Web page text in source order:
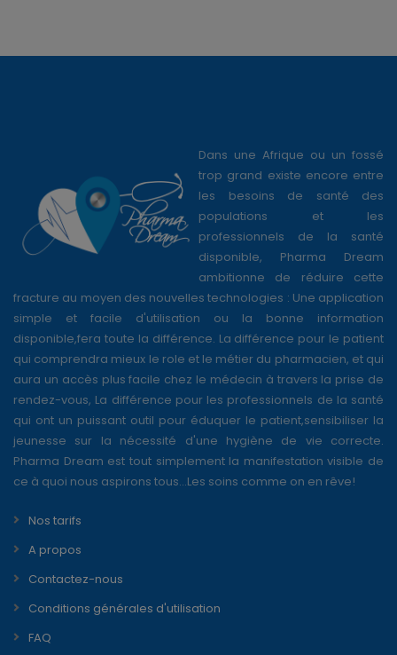
Dans une Afrique ou un fossé
trop grand existe encore entre
les besoins de santé des
populations et les
professionnels de la santé
disponible, Pharma Dream
ambitionne de réduire cette
fracture au moyen des nouvelles technologies : Une application
simple et facile d'utilisation ou la bonne information
disponible,fera toute la différence. La différence pour le patient
qui comprendra mieux le role et le métier du pharmacien, et qui
aura un accès plus facile chez le médecin à travers la prise de
rendez-vous, La différence pour les professionnels de la santé
qui ont un puissant outil pour éduquer le patient,sensibiliser la
jeunesse sur la nécessité d'une hygiène de vie correcte.
Pharma Dream est tout simplement la manifestation visible de
ce à quoi nous aspirons tous...Les soins comme on en rêve!
Nos tarifs
A propos
Contactez-nous
Conditions générales d'utilisation
FAQ